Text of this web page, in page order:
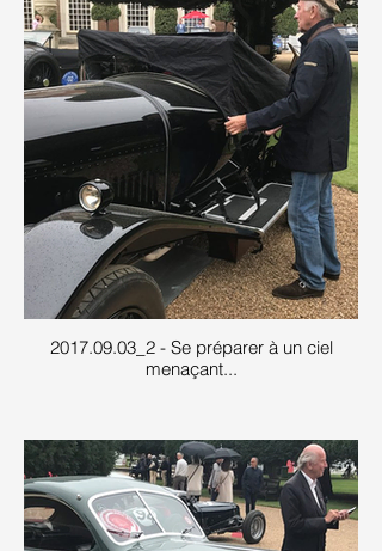
2017.09.03_2 - Se préparer à un ciel
menaçant...